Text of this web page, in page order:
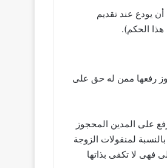
يودع عند تقديم
الحكم).
رفعها ممن له حق على
على المدين المحجوز
لمنقولات الزوجة
فهى لا تكفى بذاتها